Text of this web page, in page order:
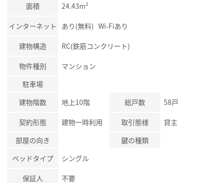
面積 24.43m²
インターネット あり(無料) Wi-Fiあり
建物構造 RC(鉄筋コンクリート)
物件種別
マンション
駐車場
建物階数
地上10階 総戸数 58戸
契約形態 建物一時利用 取引態様
貸主
部屋の向き
鍵の種類
ベッドタイプ
シングル
保証人 不要